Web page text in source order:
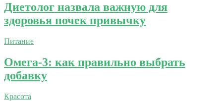
Диетолог назвала важную для
здоровья почек привычку
Питание
Омега-3: как правильно выбрать
добавку
Красота